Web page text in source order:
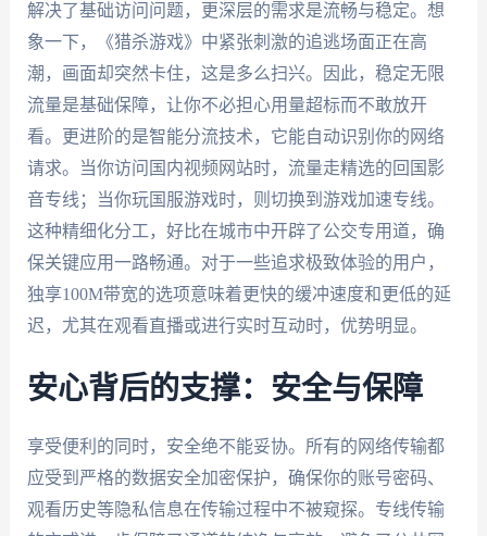
解决了基础访问问题，更深层的需求是流畅与稳定。想
象一下，《猎杀游戏》中紧张刺激的追逃场面正在高
潮，画面却突然卡住，这是多么扫兴。因此，稳定无限
流量是基础保障，让你不必担心用量超标而不敢放开
看。更进阶的是智能分流技术，它能自动识别你的网络
请求。当你访问国内视频网站时，流量走精选的回国影
音专线；当你玩国服游戏时，则切换到游戏加速专线。
这种精细化分工，好比在城市中开辟了公交专用道，确
保关键应用一路畅通。对于一些追求极致体验的用户，
独享100M带宽的选项意味着更快的缓冲速度和更低的延
迟，尤其在观看直播或进行实时互动时，优势明显。
安心背后的支撑：安全与保障
享受便利的同时，安全绝不能妥协。所有的网络传输都
应受到严格的数据安全加密保护，确保你的账号密码、
观看历史等隐私信息在传输过程中不被窥探。专线传输